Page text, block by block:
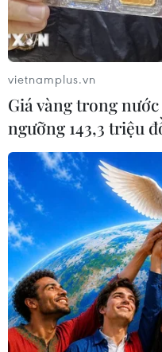
Madeline Hnidey, một
luôn luôn mỉm cười tươi
cả khi đau đớn, bởi cô
tên Angelman - Hội
vietnamplus.vn
Giá vàng trong
ngưỡng 143,3 triệu